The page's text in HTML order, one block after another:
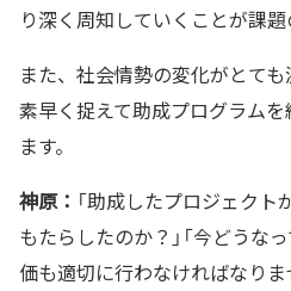
り深く周知していくことが課題
また、社会情勢の変化がとて
素早く捉えて助成プログラム
ます。
神原： 「助成したプロジェク
もたらしたのか？」「今どうな
価も適切に行わなければなり